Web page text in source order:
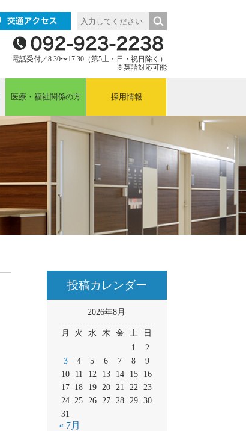
電話受付／8:30〜17:30（第5土・日・祝日除く）
※英語対応可能
医療・福祉関係の方 採用情報
投稿カレンダー
2026年8月
月 火 水 木 金 土
日
1
2
3
4 5 6 7 8
9
10
11 12 13 14 15
16
17 18 19 20 21 22
23
24 25 26 27 28 29
30
31
« 7月